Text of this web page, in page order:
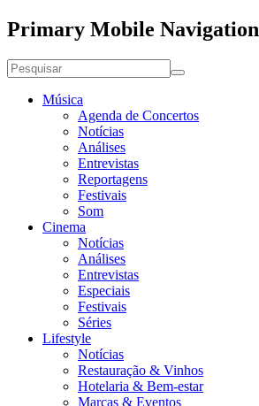
Primary Mobile Navigation
Música
Agenda de Concertos
Notícias
Análises
Entrevistas
Reportagens
Festivais
Som
Cinema
Notícias
Análises
Entrevistas
Especiais
Festivais
Séries
Lifestyle
Notícias
Restauração & Vinhos
Hotelaria & Bem-estar
Marcas & Eventos